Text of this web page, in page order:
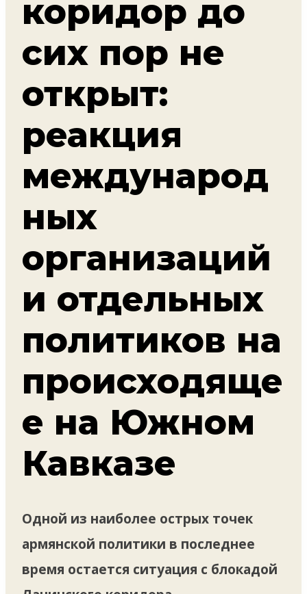
коридор до
сих пор не
открыт:
реакция
международ
ных
организаций
и отдельных
политиков на
происходяще
е на Южном
Кавказе
Одной из наиболее острых точек
армянской политики в последнее
время остается ситуация с блокадой